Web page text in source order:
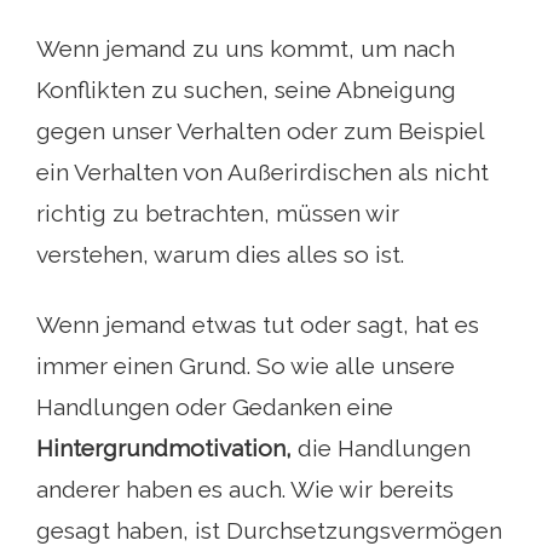
Wenn jemand zu uns kommt, um nach
Konflikten zu suchen, seine Abneigung
gegen unser Verhalten oder zum Beispiel
ein Verhalten von Außerirdischen als nicht
richtig zu betrachten, müssen wir
verstehen, warum dies alles so ist.
Wenn jemand etwas tut oder sagt, hat es
immer einen Grund. So wie alle unsere
Handlungen oder Gedanken eine
Hintergrundmotivation, die Handlungen
anderer haben es auch. Wie wir bereits
gesagt haben, ist Durchsetzungsvermögen